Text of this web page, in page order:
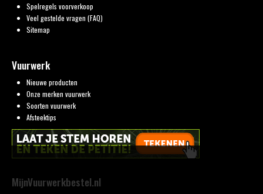
Spelregels voorverkoop
Veel gestelde vragen (FAQ)
Sitemap
Vuurwerk
Nieuwe producten
Onze merken vuurwerk
Soorten vuurwerk
Afsteektips
MijnVuurwerkbestel.nl